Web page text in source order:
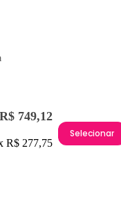
R$ 749,12
R$ 277,75
Selecionar